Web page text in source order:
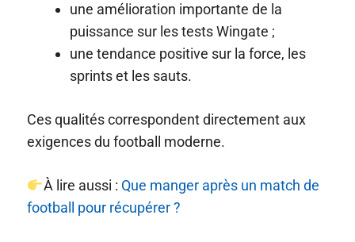
une amélioration importante de la
puissance sur les tests Wingate ;
une tendance positive sur la force, les
sprints et les sauts.
Ces qualités correspondent directement aux
exigences du football moderne.
À lire aussi : Que manger après un match de
football pour récupérer ?